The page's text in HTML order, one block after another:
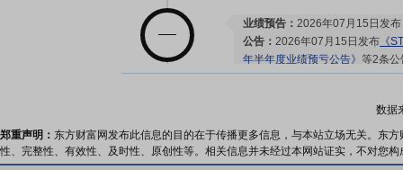
业绩预告： 2026年07月15日发
公告： 2026年07月15日发布 《
年半年度业绩预亏公告》 等2条公
股权质押：截止2026年07月10
亿股，质押总笔数13笔
数据
郑重声明： 东方财富网发布此信息的目的在于传播更多信息，与本站立场无关。东
性、完整性、有效性、及时性、原创性等。相关信息并未经过本网站证实，不对您